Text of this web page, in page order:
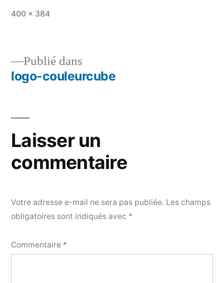
Taille
400 × 384
Navigation
l’article
Publié dans
logo-couleurcube
Laisser un
commentaire
Votre adresse e-mail ne sera pas publiée. Les champs
obligatoires sont indiqués avec *
Commentaire *